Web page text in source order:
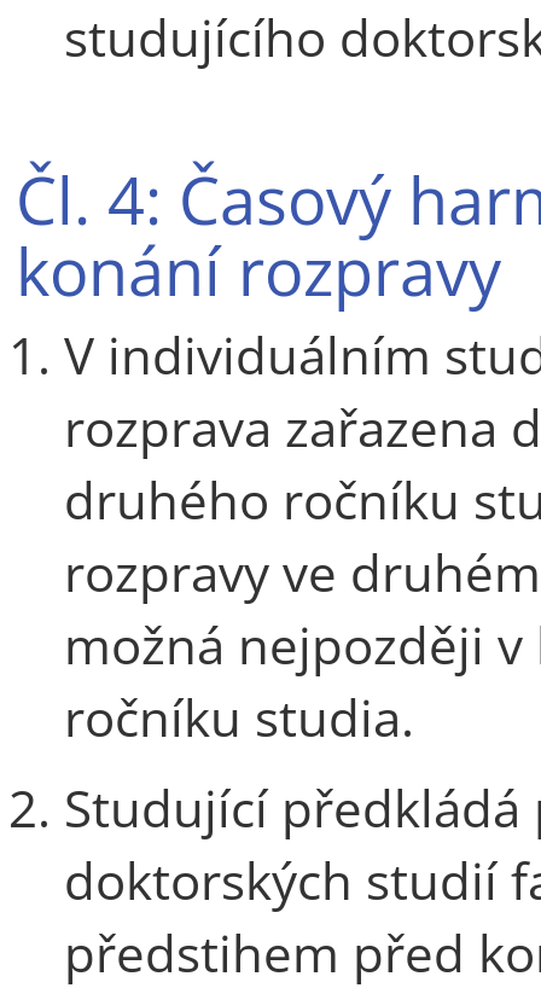
studujícího
Čl. 4: Časový
konání rozpravy
V individuálním
rozprava zařazena
druhého ročníku
rozpravy ve
možná nejpozději
ročníku studia.
Studující
doktorských studií
předstihem před